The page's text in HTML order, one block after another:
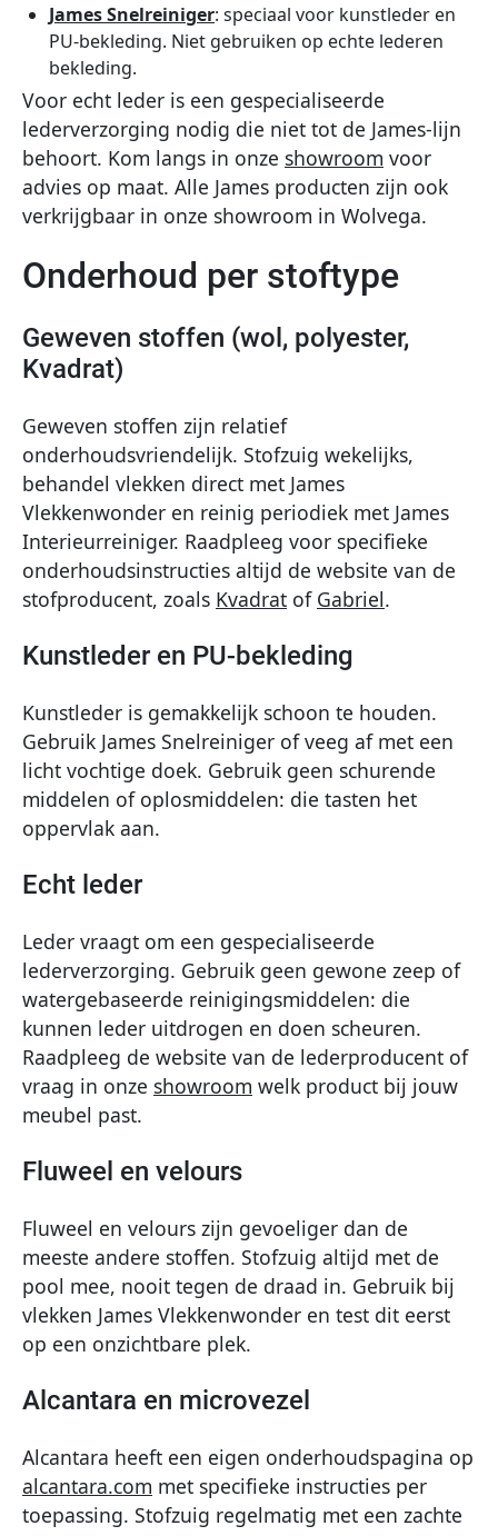
James Snelreiniger: speciaal voor kunstleder en
PU-bekleding. Niet gebruiken op echte lederen
bekleding.
Voor echt leder is een gespecialiseerde
lederverzorging nodig die niet tot de James-lijn
behoort. Kom langs in onze showroom voor
advies op maat. Alle James producten zijn ook
verkrijgbaar in onze showroom in Wolvega.
Onderhoud per stoftype
Geweven stoffen (wol, polyester,
Kvadrat)
Geweven stoffen zijn relatief
onderhoudsvriendelijk. Stofzuig wekelijks,
behandel vlekken direct met James
Vlekkenwonder en reinig periodiek met James
Interieurreiniger. Raadpleeg voor specifieke
onderhoudsinstructies altijd de website van de
stofproducent, zoals Kvadrat of Gabriel.
Kunstleder en PU-bekleding
Kunstleder is gemakkelijk schoon te houden.
Gebruik James Snelreiniger of veeg af met een
licht vochtige doek. Gebruik geen schurende
middelen of oplosmiddelen: die tasten het
oppervlak aan.
Echt leder
Leder vraagt om een gespecialiseerde
lederverzorging. Gebruik geen gewone zeep of
watergebaseerde reinigingsmiddelen: die
kunnen leder uitdrogen en doen scheuren.
Raadpleeg de website van de lederproducent of
vraag in onze showroom welk product bij jouw
meubel past.
Fluweel en velours
Fluweel en velours zijn gevoeliger dan de
meeste andere stoffen. Stofzuig altijd met de
pool mee, nooit tegen de draad in. Gebruik bij
vlekken James Vlekkenwonder en test dit eerst
op een onzichtbare plek.
Alcantara en microvezel
Alcantara heeft een eigen onderhoudspagina op
alcantara.com met specifieke instructies per
toepassing. Stofzuig regelmatig met een zachte